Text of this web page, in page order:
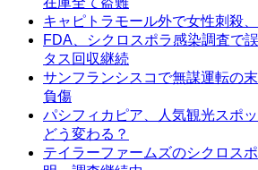
キャピトラモール外で女性刺殺
FDA、シクロスポラ感染調査で
タス回収継続
サンフランシスコで無謀運転の
負傷
パシフィカピア、人気観光スポ
どう変わる？
テイラーファームズのシクロス